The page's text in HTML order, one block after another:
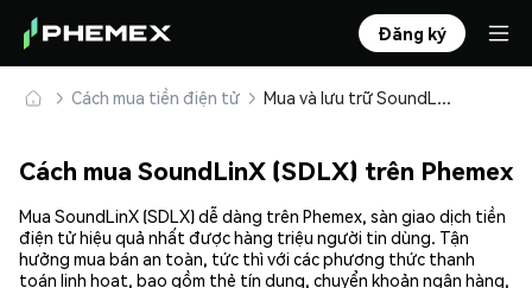
Đăng ký
Cách mua tiền điện tử Mua và lưu trữ SoundLinX (SDLX) an toàn
Cách mua SoundLinX (SDLX) trên Phemex
Mua SoundLinX (SDLX) dễ dàng trên Phemex, sàn giao dịch tiền
điện tử hiệu quả nhất được hàng triệu người tin dùng. Tận
hưởng mua bán an toàn, tức thì với các phương thức thanh
toán linh hoạt, bao gồm thẻ tín dụng, chuyển khoản ngân hàng,